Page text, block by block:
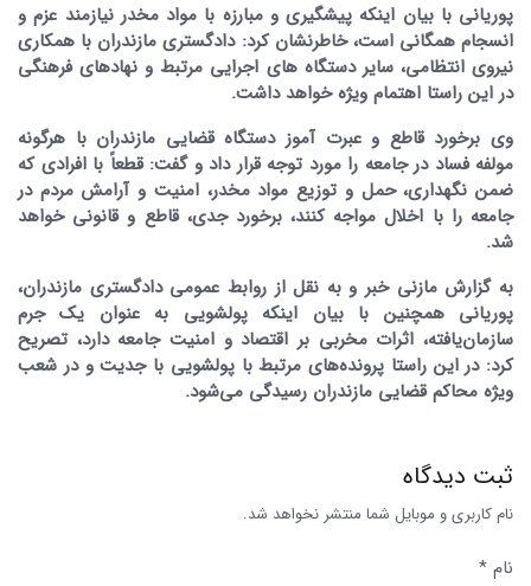
پوریانی با بیان اینکه پیشگیری و مبارزه با مواد مخدر نیازمند عزم و
انسجام همگانی است، خاطرنشان کرد: دادگستری مازندران با همکاری
نیروی انتظامی، سایر دستگاه های اجرایی مرتبط و نهادهای فرهنگی
در این راستا اهتمام ویژه خواهد داشت.
وی برخورد قاطع و عبرت آموز دستگاه قضایی مازندران با هرگونه
مولفه فساد در جامعه را مورد توجه قرار داد و گفت: قطعاً با افرادی که
ضمن نگهداری، حمل و توزیع مواد مخدر، امنیت و آرامش مردم در
جامعه را با اخلال مواجه کنند، برخورد جدی، قاطع و قانونی خواهد
شد.
به گزارش مازنی خبر و به نقل از روابط عمومی دادگستری مازندران،
پوریانی همچنین با بیان اینکه پولشویی به عنوان یک جرم
سازمان‌یافته، اثرات مخربی بر اقتصاد و امنیت جامعه دارد، تصریح
کرد: در این راستا پرونده‌های مرتبط با پولشویی با جدیت و در شعب
ویژه محاکم قضایی مازندران رسیدگی می‌شود.
ثبت دیدگاه
نام کاربری و موبایل شما منتشر نخواهد شد.
نام *